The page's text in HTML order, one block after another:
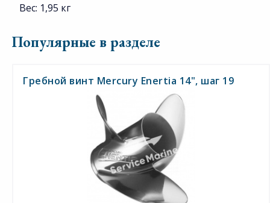
Вес: 1,95 кг
Популярные в разделе
Гребной винт Mercury Enertia 14", шаг 19